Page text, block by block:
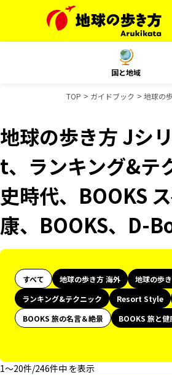
国と地域
TOP ガイドブック 地球の
地球の歩き方 Jシ
t、ランキング&テ
史時代、BOOKS
康、BOOKS、D-
すべて 地球の歩き方 海外 地球の歩
ランキング&テクニック
Resort Style
BOOKS 旅の名言＆絶景
BOOKS 旅と健
1〜20件/246件中 を表示